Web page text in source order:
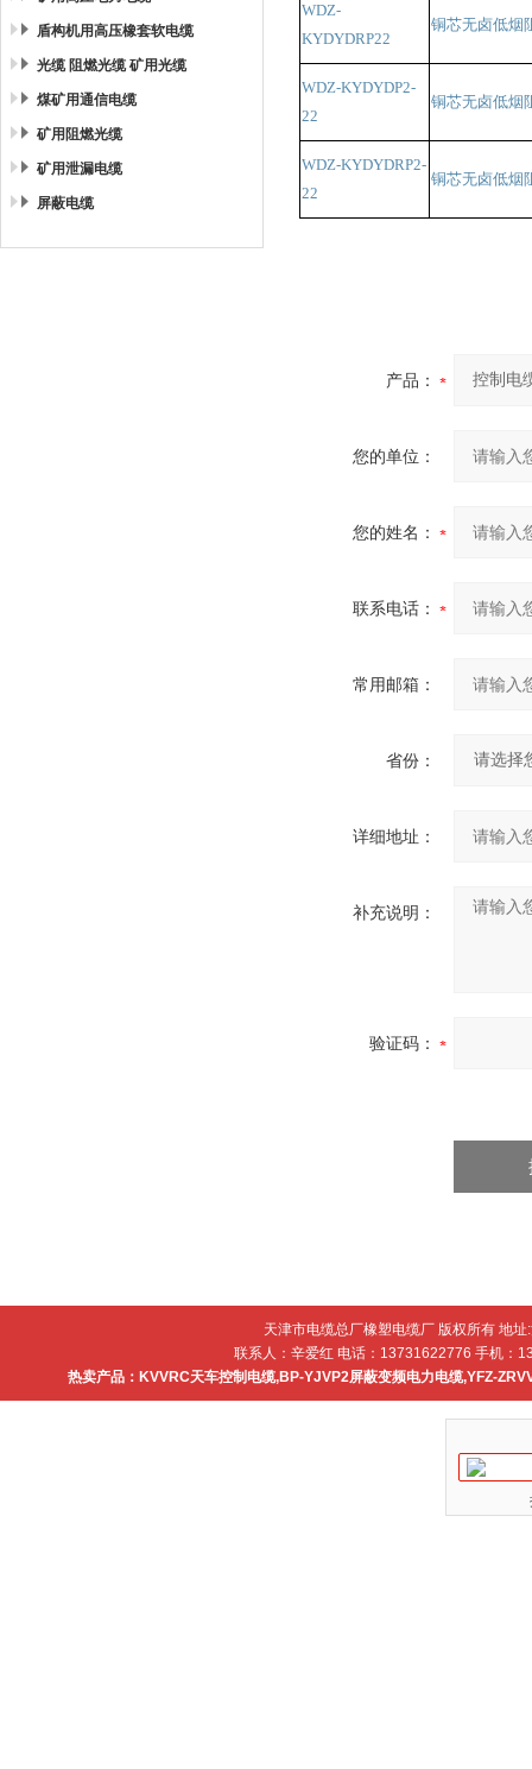
盾构机用高压橡套软电缆
光缆 阻燃光缆 矿用光缆
煤矿用通信电缆
矿用阻燃光缆
矿用泄漏电缆
屏蔽电缆
WDZ-
KYDYDRP22
铜芯无卤低烟
WDZ-KYDYDP2-
22
铜芯无卤低烟
WDZ-KYDYDRP2-
22
铜芯无卤低烟
产品：
您的单位：
您的姓名：
联系电话：
常用邮箱：
省份：
详细地址：
补充说明：
验证码：
天津市电缆总厂橡塑电缆厂 版权所有 地
联系人：辛爱红 电话：13731622776 手机：
热卖产品： KVVRC天车控制电缆,BP-YJVP2屏蔽变频电力电缆,YFZ-